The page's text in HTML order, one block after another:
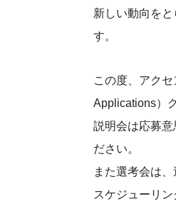
新しい動向を
す。
この度、アク
Applications）
説明会は応募
ださい。
また選考会は
スケジューリ